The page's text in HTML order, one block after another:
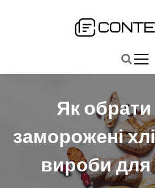
Як обрати
заморожені
вироби для